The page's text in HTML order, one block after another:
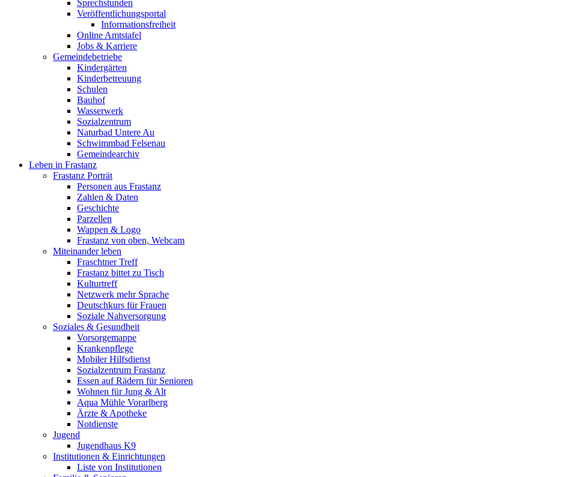
Sprechstunden
Veröffentlichungsportal
Informationsfreiheit
Online Amtstafel
Jobs & Karriere
Gemeindebetriebe
Kindergärten
Kinderbetreuung
Schulen
Bauhof
Wasserwerk
Sozialzentrum
Naturbad Untere Au
Schwimmbad Felsenau
Gemeindearchiv
Leben in Frastanz
Frastanz Porträt
Personen aus Frastanz
Zahlen & Daten
Geschichte
Parzellen
Wappen & Logo
Frastanz von oben, Webcam
Miteinander leben
Fraschtner Treff
Frastanz bittet zu Tisch
Kulturtreff
Netzwerk mehr Sprache
Deutschkurs für Frauen
Soziale Nahversorgung
Soziales & Gesundheit
Vorsorgemappe
Krankenpflege
Mobiler Hilfsdienst
Sozialzentrum Frastanz
Essen auf Rädern für Senioren
Wohnen für Jung & Alt
Aqua Mühle Vorarlberg
Ärzte & Apotheke
Notdienste
Jugend
Jugendhaus K9
Institutionen & Einrichtungen
Liste von Institutionen